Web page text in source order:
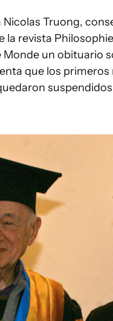
Nicolas Truong,
la revista
Monde un obituario
que los